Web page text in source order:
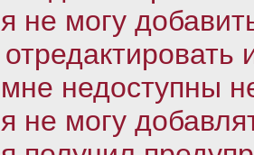
не могу
недоступны
не могу